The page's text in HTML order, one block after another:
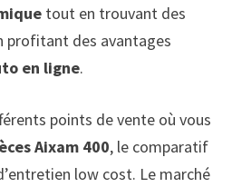
tout en trouvant des
profitant des avantages
en ligne.
points de vente où vous
Aixam 400, le comparatif
low cost. Le marché